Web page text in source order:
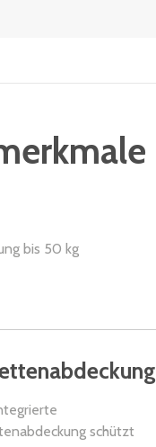
bis 50 kg
schützt